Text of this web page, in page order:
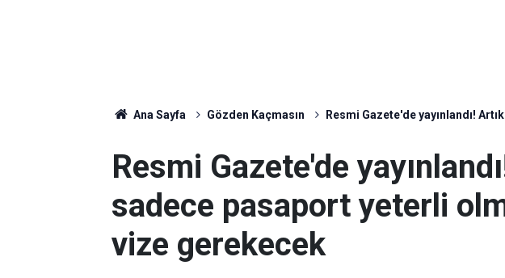
Ana Sayfa Gözden Kaçmasın Resmi Gazete'de yayınlandı!
Resmi Gazete'de
sadece pasaport yeterli
vize gerekecek